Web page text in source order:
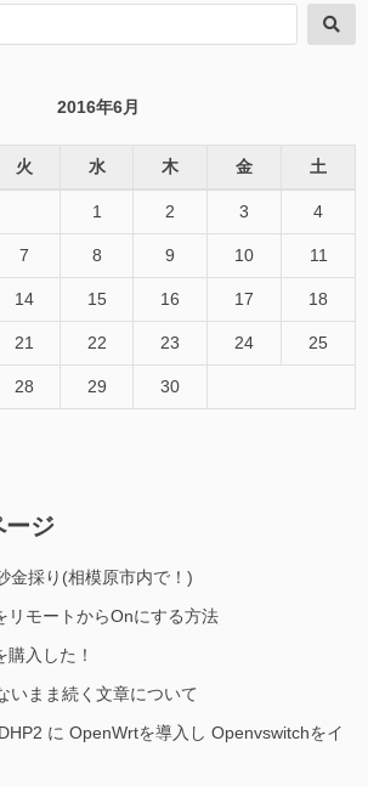
索
2016年6月
火 水 木 金 土
1 2 3 4
7 8 9 10 11
14 15 16 17 18
21 22 23 24 25
28 29 30
ージ
金採り(相模原市内で！)
リモートからOnにする方法
入した！
いまま続く文章について
に OpenWrtを導入し Openvswitchをイ